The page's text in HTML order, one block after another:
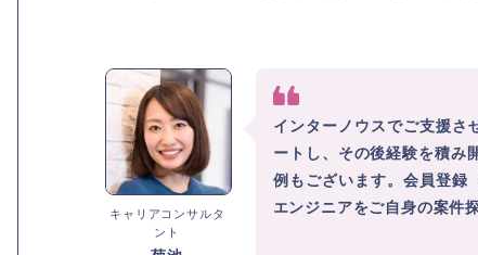
キャリアコンサルタ
ント
インターノウスでご支援さ
ートし、その後経験を積み
例もございます。会員登録
エンジニアをご自身の案件